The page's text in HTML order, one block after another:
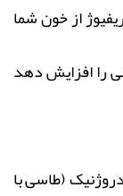
از خون شما
را افزایش دهد
(طاسی با